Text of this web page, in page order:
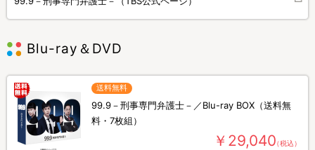
Blu-ray＆DVD
送料無料
99.9－刑事専門弁護士－／Blu-ray BOX（送料無
料・7枚組）
￥29,040（税込）